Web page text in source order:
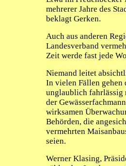
mehrerer Jahre des
beklagt Gerken.
Auch aus anderen
Landesverband
Zeit werde fast jede
Niemand leitet
In vielen Fällen gehen
unglaublich fahrlässig
der
wirksamen
Behörden, die
vermehrten
seien.
Werner Klasing,